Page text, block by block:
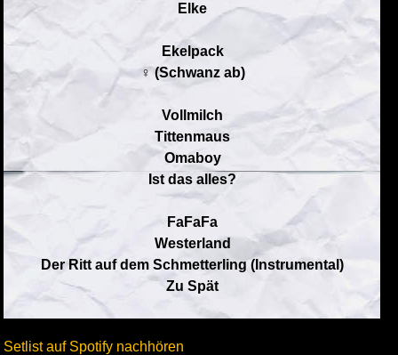
Elke
Ekelpack
♀ (Schwanz ab)
Vollmilch
Tittenmaus
Omaboy
Ist das alles?
FaFaFa
Westerland
Der Ritt auf dem Schmetterling (Instrumental)
Zu Spät
Setlist auf Spotify nachhören